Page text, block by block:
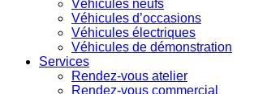
Véhicules neufs
Véhicules d’occasions
Véhicules électriques
Véhicules de démonstration
Services
Rendez-vous atelier
Rendez-vous commercial